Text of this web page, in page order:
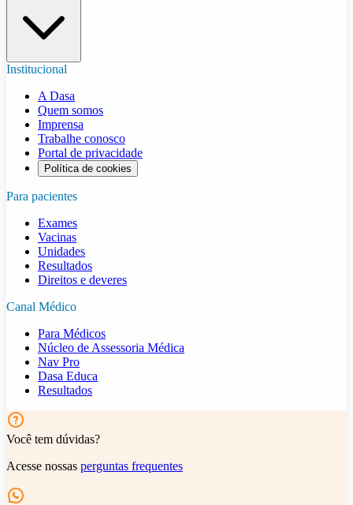
Institucional
A Dasa
Quem somos
Imprensa
Trabalhe conosco
Portal de privacidade
Política de cookies
Para pacientes
Exames
Vacinas
Unidades
Resultados
Direitos e deveres
Canal Médico
Para Médicos
Núcleo de Assessoria Médica
Nav Pro
Dasa Educa
Resultados
Você tem dúvidas?
Acesse nossas perguntas frequentes